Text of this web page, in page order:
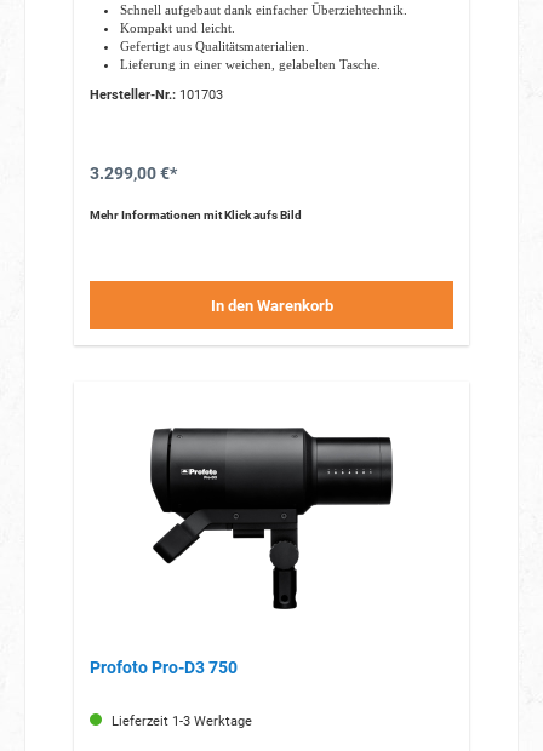
Schnell aufgebaut dank einfacher Überziehtechnik.
Kompakt und leicht.
Gefertigt aus Qualitätsmaterialien.
Lieferung in einer weichen, gelabelten Tasche.
Hersteller-Nr.:101703
3.299,00 €*
Mehr Informationen mit Klick aufs Bild
In den Warenkorb
Profoto Pro-D3 750
Lieferzeit 1-3 Werktage